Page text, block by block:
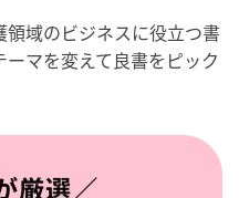
域のビジネスに役立つ書
マを変えて良書をピック